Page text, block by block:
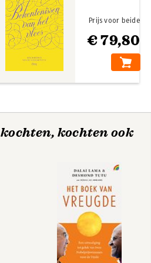
€ 79,80
Prijs voor beide
kochten ook